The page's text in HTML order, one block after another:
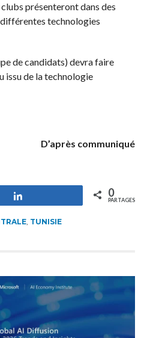
présenteront dans des
technologies
de candidats) devra faire
issu de la technologie
D’après communiqué
0
PARTAGES
, TUNISIE